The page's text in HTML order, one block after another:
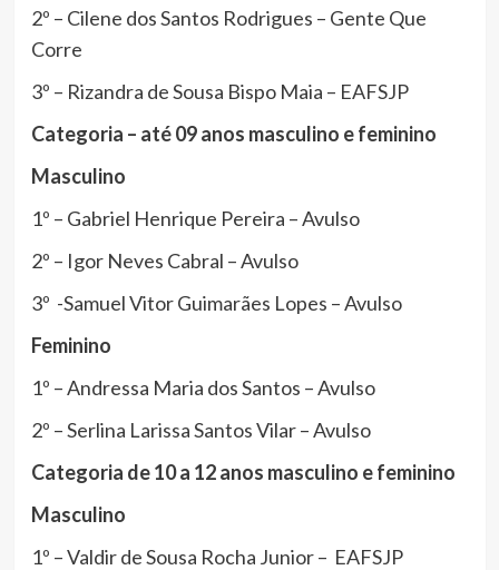
2º – Cilene dos Santos Rodrigues – Gente Que
Corre
3º – Rizandra de Sousa Bispo Maia – EAFSJP
Categoria – até 09 anos masculino e feminino
Masculino
1º – Gabriel Henrique Pereira – Avulso
2º – Igor Neves Cabral – Avulso
3º -Samuel Vitor Guimarães Lopes – Avulso
Feminino
1º – Andressa Maria dos Santos – Avulso
2º – Serlina Larissa Santos Vilar – Avulso
Categoria de 10 a 12 anos masculino e feminino
Masculino
1º – Valdir de Sousa Rocha Junior – EAFSJP